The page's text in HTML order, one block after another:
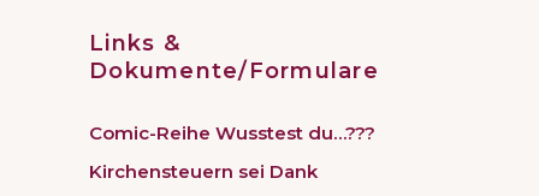
Links &
Dokumente/Formulare
Comic-Reihe Wusstest du…???
Kirchensteuern sei Dank